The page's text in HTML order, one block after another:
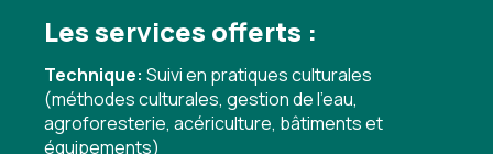
Les services offerts :
Technique: Suivi en pratiques culturales
(méthodes culturales, gestion de l'eau,
agroforesterie, acériculture, bâtiments et
équipements)